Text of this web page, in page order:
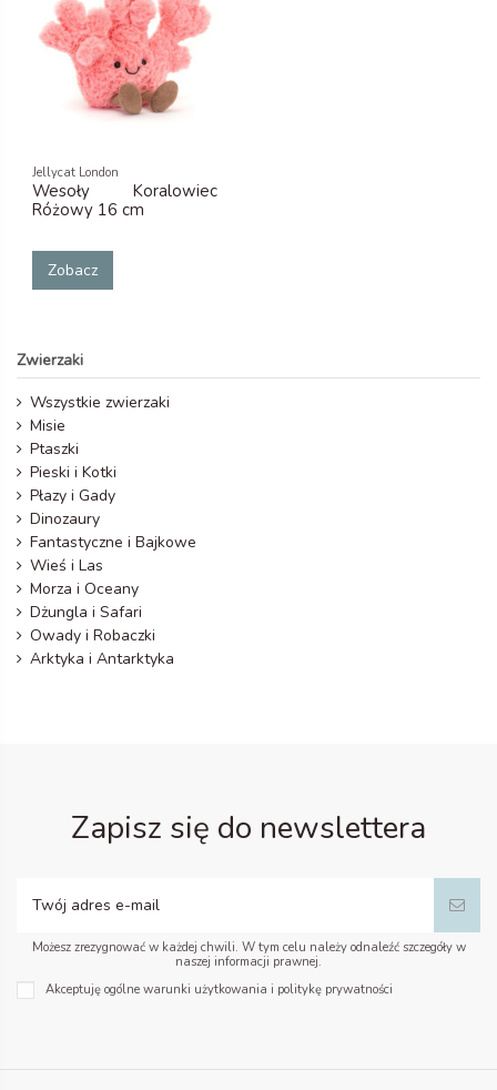
Jellycat London
Wesoły Koralowiec
Różowy 16 cm
Zobacz
Zwierzaki
Wszystkie zwierzaki
Misie
Ptaszki
Pieski i Kotki
Płazy i Gady
Dinozaury
Fantastyczne i Bajkowe
Wieś i Las
Morza i Oceany
Dżungla i Safari
Owady i Robaczki
Arktyka i Antarktyka
Zapisz się do newslettera
Możesz zrezygnować w każdej chwili. W tym celu należy odnaleźć szczegóły w
naszej informacji prawnej.
Akceptuję ogólne warunki użytkowania i politykę prywatności